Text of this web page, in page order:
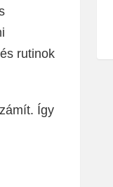
rutinok
Így